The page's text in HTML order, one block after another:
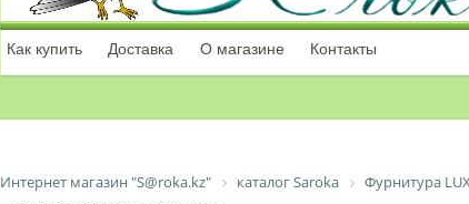
Как купить Доставка О магазине Контакты
Интернет магазин "S@roka.kz" каталог Saroka Фурнитура